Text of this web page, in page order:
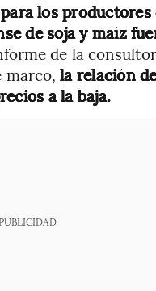
los
de soja y maíz
de la
marco,la relación
a la baja.